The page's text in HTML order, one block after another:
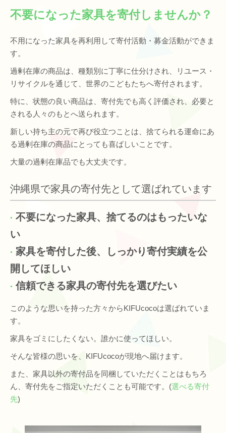
不要になった家具を寄付しませんか？
不用になった家具を再利用して寄付活動・募金活動ができま
す。
過剰在庫の商品は、種類別に丁寧に仕分けされ、リユース・
リサイクルを通じて、世界のこどもたちへ寄付されます。
特に、状態の良い商品は、寄付先でも高く評価され、必要と
される人々のもとへ送られます。
新しい持ち主の元で再び役立つことは、捨てられる運命にあ
る過剰在庫の商品にとっても喜ばしいことです。
大量の過剰在庫品でも大丈夫です。
沖縄県で家具の寄付先として選ばれています
不要になった家具、捨てるのはもったいな
い
家具を寄付した後、しっかり寄付実績を公
開してほしい
信頼できる家具の寄付先を選びたい
このような思いを持った方々からKIFUcocoは選ばれていま
す。
家具をゴミにしたくない。誰かに使ってほしい。
そんな皆様の思いを、KIFUcocoが現地へ届けます。
また、家具以外の寄付品を同梱していただくことはもちろ
ん、寄付先をご指定いただくことも可能です。(選べる寄付
先)